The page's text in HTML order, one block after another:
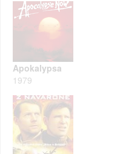
Apokalypsa
1979